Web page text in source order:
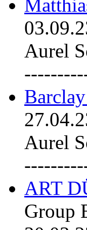
Aurel
Aurel
ART
Group